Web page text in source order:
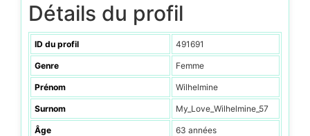
Détails du profil
ID du profil 491691
Genre Femme
Prénom Wilhelmine
Surnom My_Love_Wilhelmine_57
Âge 63 années